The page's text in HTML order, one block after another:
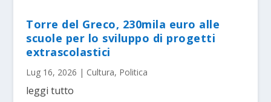
Torre del Greco, 230mila euro alle
scuole per lo sviluppo di progetti
extrascolastici
Lug 16, 2026 | Cultura, Politica
leggi tutto